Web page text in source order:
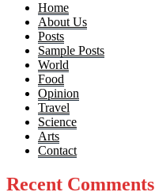
Home
About Us
Posts
Sample Posts
World
Food
Opinion
Travel
Science
Arts
Contact
Recent Comments